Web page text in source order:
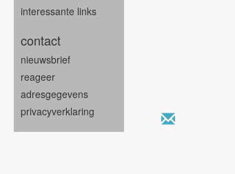
interessante links
contact
nieuwsbrief
reageer
adresgegevens
privacyverklaring